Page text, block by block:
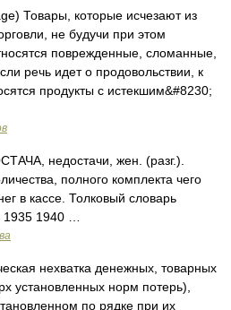
Товары, которые исчезают из
не будучи при этом
поврежденные, сломанные,
речь идет о продовольствии, к
продукты с истекшим&#8230;
недостачи, жен. (разг.).
полного комплекта чего
в кассе. Толковый словарь
1940 …
нехватка денежных, товарных
установленных норм потерь),
по рядке при их